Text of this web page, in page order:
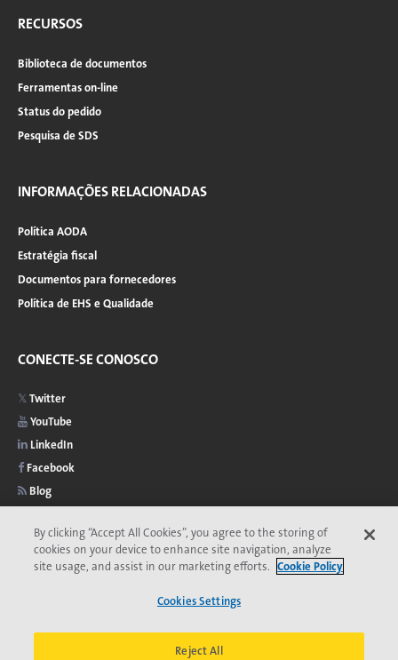
RECURSOS
Biblioteca de documentos
Ferramentas on-line
Status do pedido
Pesquisa de SDS
INFORMAÇÕES RELACIONADAS
Política AODA
Estratégia fiscal
Documentos para fornecedores
Política de EHS e Qualidade
CONECTE-SE CONOSCO
Twitter
YouTube
LinkedIn
Facebook
Blog
do
Comitê de Ética da Veolia
Termos e Condições
*Marca registrada da Veolia. Pode estar registrada em um ou mais países.
By clicking “Accept All Cookies”, you agree to the storing of
cookies on your device to enhance site navigation, analyze
site usage, and assist in our marketing efforts. Cookie Policy
Cookies Settings
Reject All